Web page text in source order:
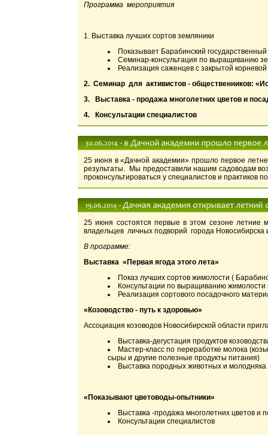
Программа мероприятия
1. Выставка лучших сортов земляники
Показывает Барабинский
Семинар-консультация по выращиванию
Реализация саженцев с закрытой
2. Семинар для активистов - общественников:
3. Выставка - продажа многолетних цветов и
4. Консультации специалистов
25 июня в «Дачной академии» прошло первое
результаты. Мы предоставили нашим садоводам
проконсультироваться у специалистов и
25 июня состоятся первые в этом сезоне летние
владельцев личных подворий города Новосибирска
В программе:
Выставка «Первая ягода этого лета»
Показ лучших сортов жимолости (
Консультации по выращиванию жимолости
Реализация сортового посадочного
«Козоводство - путь к здоровью»
Ассоциация козоводов Новосибирской области
Выставка-дегустация продуктов
Мастер-класс по переработке молока
сыры и другие полезные продукты питания)
Выставка породных животных и молодняка
«Показывают цветоводы-опытники»
Выставка -продажа многолетних цветов и
Консультации специалистов